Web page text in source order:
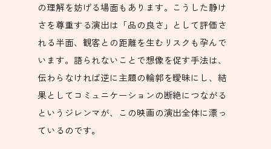
の理解を妨げる場面もあります。こうした静け
さを尊重する演出は「品の良さ」として評価さ
れる半面、観客との距離を生むリスクも孕んで
います。語られないことで想像を促す手法は、
伝わらなければ逆に主題の輪郭を曖昧にし、結
果としてコミュニケーションの断絶につながる
というジレンマが、この映画の演出全体に漂っ
ているのです。